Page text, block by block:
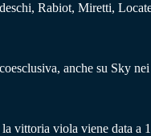
Rabiot, Miretti,
anche su Sky
la vittoria viola viene data a